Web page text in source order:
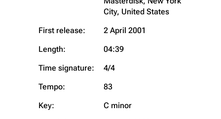
City, United States
First release:
2 April 2001
Length:
04:39
Time signature:
4/4
Tempo:
83
Key:
C minor